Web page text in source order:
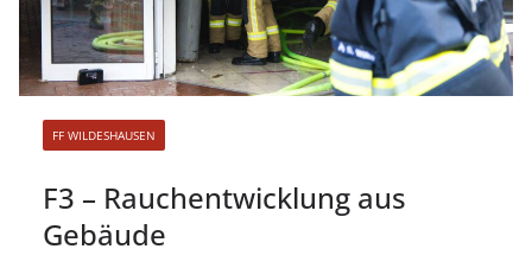
FF WILDESHAUSEN
F3 – Rauchentwicklung aus
Gebäude